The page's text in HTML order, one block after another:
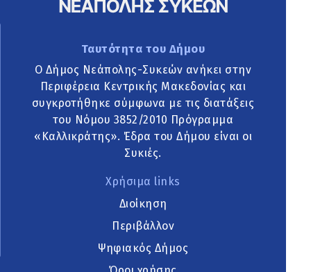
Ταυτότητα του Δήμου
Ο Δήμος Νεάπολης-Συκεών ανήκει στην
Περιφέρεια Κεντρικής Μακεδονίας και
συγκροτήθηκε σύμφωνα με τις διατάξεις
του Νόμου 3852/2010 Πρόγραμμα
«Καλλικράτης». Έδρα του Δήμου είναι οι
Συκιές.
Χρήσιμα links
Διοίκηση
Περιβάλλον
Ψηφιακός Δήμος